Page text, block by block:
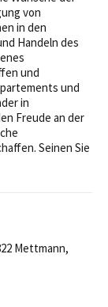
von
in den
Handeln des
und
und
in
Freude an der
Seinen Sie
Mettmann,